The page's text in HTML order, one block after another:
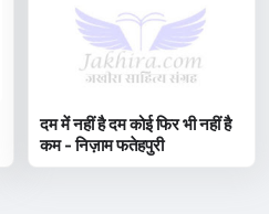
दम में नहीं है दम कोई फिर भी नहीं है
कम - निज़ाम फतेहपुरी